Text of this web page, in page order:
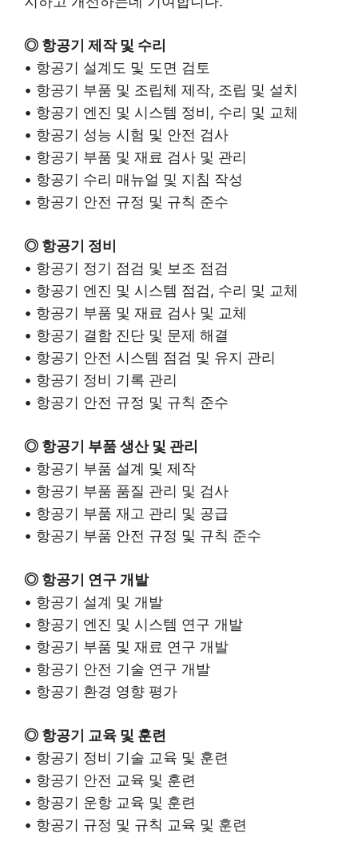
◎ 항공기 제작 및 수리
• 항공기 설계도 및 도면 검토
• 항공기 부품 및 조립체 제작, 조립 및 설치
• 항공기 엔진 및 시스템 정비, 수리 및 교체
• 항공기 성능 시험 및 안전 검사
• 항공기 부품 및 재료 검사 및 관리
• 항공기 수리 매뉴얼 및 지침 작성
• 항공기 안전 규정 및 규칙 준수
◎ 항공기 정비
• 항공기 정기 점검 및 보조 점검
• 항공기 엔진 및 시스템 점검, 수리 및 교체
• 항공기 부품 및 재료 검사 및 교체
• 항공기 결함 진단 및 문제 해결
• 항공기 안전 시스템 점검 및 유지 관리
• 항공기 정비 기록 관리
• 항공기 안전 규정 및 규칙 준수
◎ 항공기 부품 생산 및 관리
• 항공기 부품 설계 및 제작
• 항공기 부품 품질 관리 및 검사
• 항공기 부품 재고 관리 및 공급
• 항공기 부품 안전 규정 및 규칙 준수
◎ 항공기 연구 개발
• 항공기 설계 및 개발
• 항공기 엔진 및 시스템 연구 개발
• 항공기 부품 및 재료 연구 개발
• 항공기 안전 기술 연구 개발
• 항공기 환경 영향 평가
◎ 항공기 교육 및 훈련
• 항공기 정비 기술 교육 및 훈련
• 항공기 안전 교육 및 훈련
• 항공기 운항 교육 및 훈련
• 항공기 규정 및 규칙 교육 및 훈련